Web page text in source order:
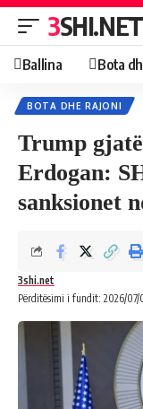
3SHI.NET
Ballina Bota
BOTA DHE RAJONI
Trump
Erdogan:
sanksionet
Përditësimi i fundit: 2026/07/
3shi.net